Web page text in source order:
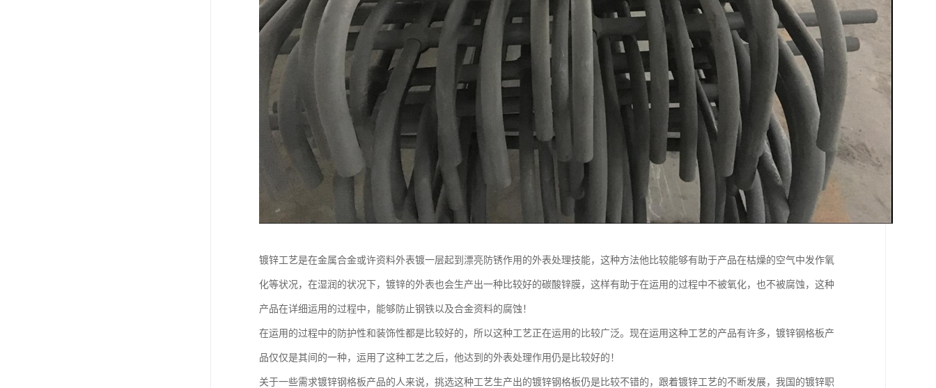
镀锌工艺是在金属合金或许资料外表镀一层起到漂亮防锈作用的外表处理技能，这种方法他比较能够有助于产品在枯燥的空气中发作氧
化等状况，在湿润的状况下，镀锌的外表也会生产出一种比较好的碳酸锌膜，这样有助于在运用的过程中不被氧化，也不被腐蚀，这种
产品在详细运用的过程中，能够防止钢铁以及合金资料的腐蚀！
在运用的过程中的防护性和装饰性都是比较好的，所以这种工艺正在运用的比较广泛。现在运用这种工艺的产品有许多，镀锌钢格板产
品仅仅是其间的一种，运用了这种工艺之后，他达到的外表处理作用仍是比较好的！
关于一些需求镀锌钢格板产品的人来说，挑选这种工艺生产出的镀锌钢格板仍是比较不错的，跟着镀锌工艺的不断发展，我国的镀锌职